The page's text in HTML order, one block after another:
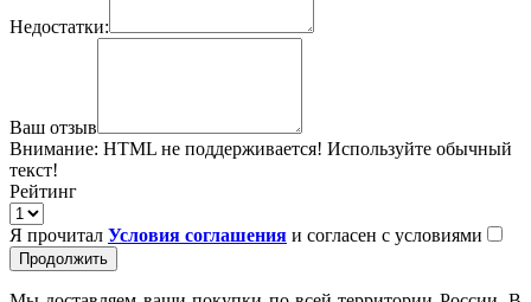
Недостатки:
Ваш отзыв
Внимание: HTML не поддерживается! Используйте обычный
текст!
Рейтинг
Я прочитал Условия соглашения и согласен с условиями
Продолжить